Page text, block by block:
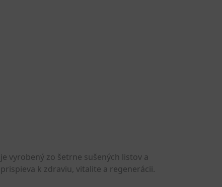
vyrobený zo šetrne sušených listov a
k zdraviu, vitalite a regenerácii.